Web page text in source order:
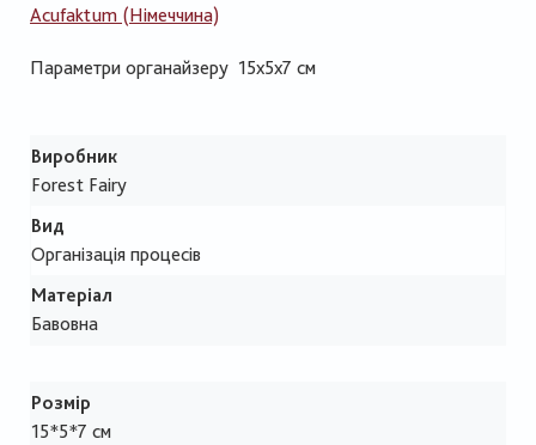
Acufaktum (Німеччина)
Параметри органайзеру 15х5х7 см
Виробник
Forest Fairy
Вид
Організація процесів
Матеріал
Бавовна
Розмір
15*5*7 см